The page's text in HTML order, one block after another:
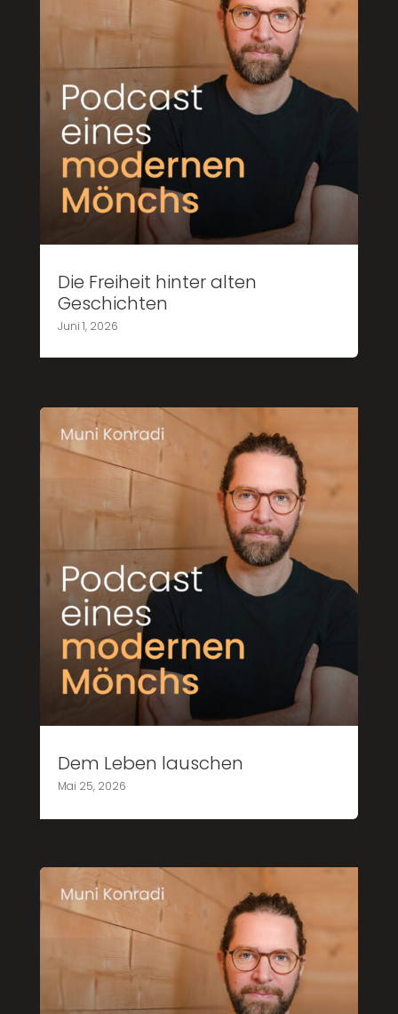
Die Freiheit hinter alten
Geschichten
Juni 1, 2026
Dem Leben lauschen
Mai 25, 2026